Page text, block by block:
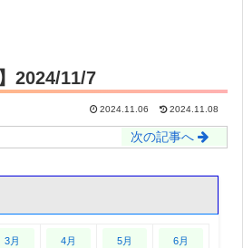
2024/11/7
2024.11.06 2024.11.08
次の記事へ
3月 4月 5月 6月